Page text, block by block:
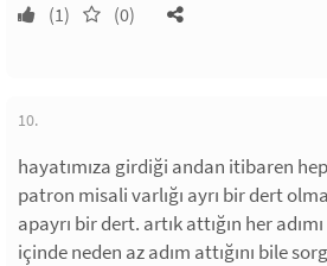
(1) (0)
10.
hayatımıza girdiği andan itibaren
patron misali varlığı ayrı bir dert
apayrı bir dert. artık attığın her
içinde neden az adım attığını bile